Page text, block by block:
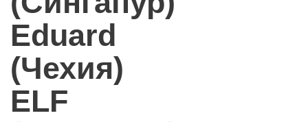
Eduard
(Чехия)
ELF